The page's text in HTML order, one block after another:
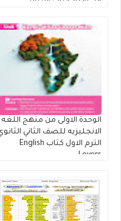
من إعداد كتاب أسباير
الوحدة الاولى من منهج اللغه
الانجليزيه للصف الثاني
الترم الاول كتاب English
Lovers